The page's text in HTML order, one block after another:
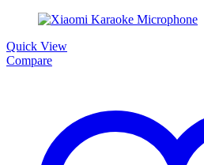
Quick View
Compare